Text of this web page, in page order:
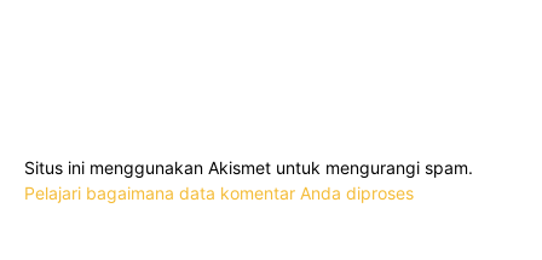
Situs ini menggunakan Akismet untuk mengurangi spam.
Pelajari bagaimana data komentar Anda diproses